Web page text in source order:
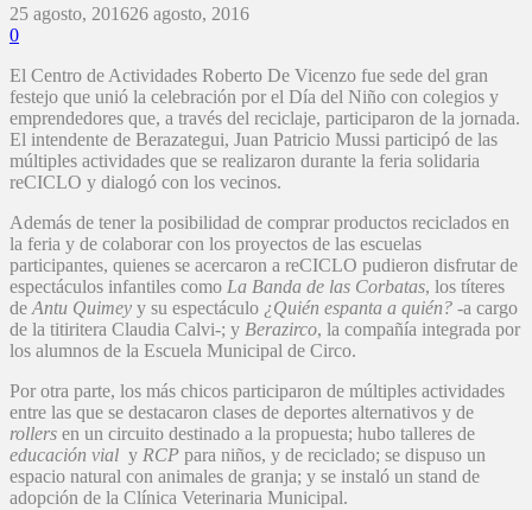
25 agosto, 201626 agosto, 2016
0
El Centro de Actividades Roberto De Vicenzo fue sede del gran
festejo que unió la celebración por el Día del Niño con colegios y
emprendedores que, a través del reciclaje, participaron de la jornada.
El intendente de Berazategui, Juan Patricio Mussi participó de las
múltiples actividades que se realizaron durante la feria solidaria
reCICLO y dialogó con los vecinos.
Además de tener la posibilidad de comprar productos reciclados en
la feria y de colaborar con los proyectos de las escuelas
participantes, quienes se acercaron a reCICLO pudieron disfrutar de
espectáculos infantiles como La Banda de las Corbatas, los títeres
de Antu Quimey y su espectáculo ¿Quién espanta a quién? -a cargo
de la titiritera Claudia Calvi-; y Berazirco, la compañía integrada por
los alumnos de la Escuela Municipal de Circo.
Por otra parte, los más chicos participaron de múltiples actividades
entre las que se destacaron clases de deportes alternativos y de
rollers en un circuito destinado a la propuesta; hubo talleres de
educación vial y RCP para niños, y de reciclado; se dispuso un
espacio natural con animales de granja; y se instaló un stand de
adopción de la Clínica Veterinaria Municipal.